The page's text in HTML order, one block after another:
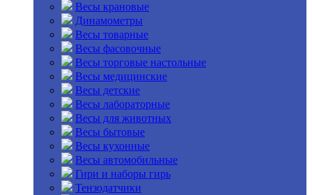
Весы крановые
Динамометры
Весы товарные
Весы фасовочные
Весы торговые настольные
Весы медицинские
Весы детские
Весы лабораторные
Весы для животных
Весы бытовые
Весы кухонные
Весы автомобильные
Гири и наборы гирь
Тензодатчики